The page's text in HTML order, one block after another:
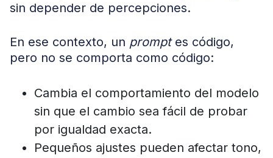
sin depender de percepciones.
En ese contexto, un promptes código,
pero no se comporta como código:
Cambia el comportamiento del modelo
sin que el cambio sea fácil de probar
por igualdad exacta.
Pequeños ajustes pueden afectar tono,